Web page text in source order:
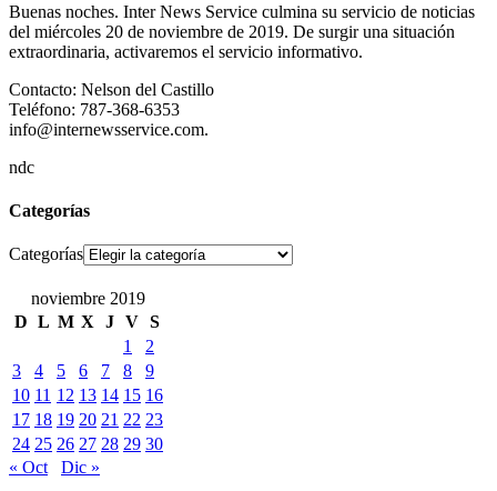
Buenas noches. Inter News Service culmina su servicio de noticias
del miércoles 20 de noviembre de 2019. De surgir una situación
extraordinaria, activaremos el servicio informativo.
Contacto: Nelson del Castillo
Teléfono: 787-368-6353
info@internewsservice.com.
ndc
Categorías
Categorías
noviembre 2019
D L M X J V S
1
2
3
4 5 6 7 8
9
10 11 12 13 14 15 16
17 18 19 20 21 22 23
24 25 26 27 28 29 30
« Oct
Dic »